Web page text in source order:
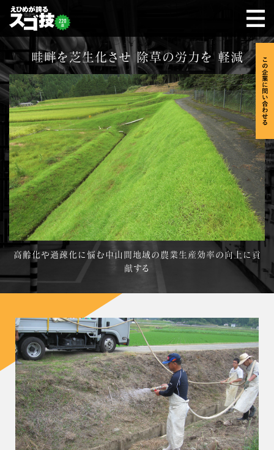
畦畔を芝生化させ 除草の労力を 軽減
高齢化や過疎化に悩む中山間地域の農業生産効率の向上に貢
献する